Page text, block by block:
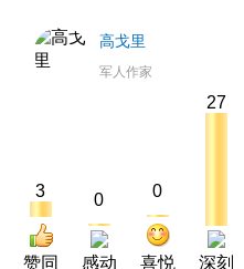
高戈里
军人作家
3
赞同
0
感动
0
喜悦
27
深刻